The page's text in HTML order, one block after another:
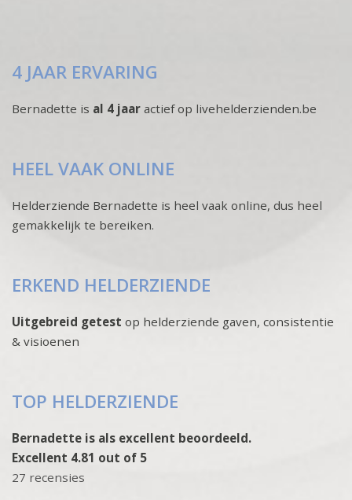
4 JAAR ERVARING
Bernadette is al 4 jaar actief op livehelderzienden.be
HEEL VAAK ONLINE
Helderziende Bernadette is heel vaak online, dus heel
gemakkelijk te bereiken.
ERKEND HELDERZIENDE
Uitgebreid getest op helderziende gaven, consistentie
& visioenen
TOP HELDERZIENDE
Bernadette is als excellent beoordeeld.
Excellent 4.81 out of 5
27 recensies